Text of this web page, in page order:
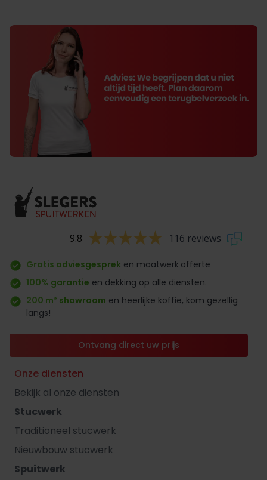
9.8 116 reviews
Gratis adviesgesprek en maatwerk offerte
100% garantie en dekking op alle diensten.
200 m² showroom en heerlijke koffie, kom gezellig
langs!
Ontvang direct uw prijs
Onze diensten
Bekijk al onze diensten
Stucwerk
Traditioneel stucwerk
Nieuwbouw stucwerk
Spuitwerk